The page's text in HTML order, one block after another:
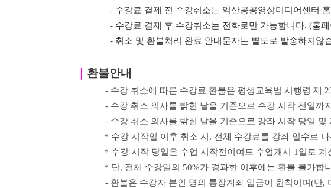
- 수강료 결제 전 수강취소는 익산공공영상미디어센터
- 수강료 결제 후 수강취소는 전화로만 가능합니다. (홈
- 취소 및 환불처리 완료 안내문자는 별도로 발송하지
환불안내
- 수강 취소에 따른 수강료 환불은 평생교육법 시행령 제
- 수강 취소 의사를 밝힌
날을 기준으로 수강 시작 전일까
- 수강 취소 의사를 밝힌 날을 기준으로 강좌 시작 당일 및
* 수강 시작일 이후 취소 시 , 전체 수강료를 강좌 일수로
* 수강 시작 당일은 수업 시작전이여도 수업개시 1 일로 계
* 단, 전체 수강일의 50%가 경과한 이후에는 환불 불가합
- 환불은 수강자 본인 명의 통장계좌 입금이 원칙이며(단,